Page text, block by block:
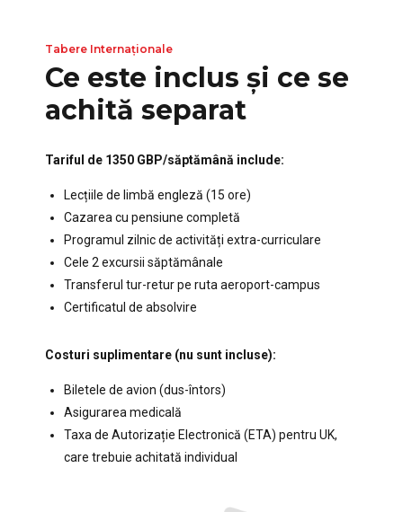
Tabere Internaționale
Ce este inclus și ce se
achită separat
Tariful de 1350 GBP/săptămână include:
Lecțiile de limbă engleză (15 ore)
Cazarea cu pensiune completă
Programul zilnic de activități extra-curriculare
Cele 2 excursii săptămânale
Transferul tur-retur pe ruta aeroport-campus
Certificatul de absolvire
Costuri suplimentare (nu sunt incluse):
Biletele de avion (dus-întors)
Asigurarea medicală
Taxa de Autorizație Electronică (ETA) pentru UK,
care trebuie achitată individual